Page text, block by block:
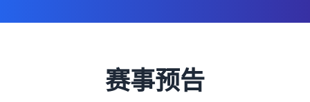
赛事预告